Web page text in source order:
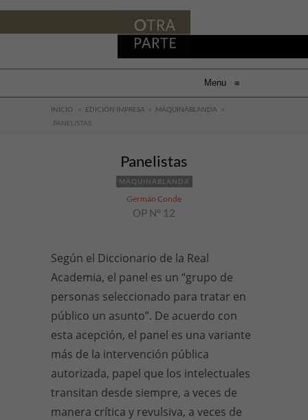
Menu ≡
INICIO » EDICIÓN IMPRESA » MÁQUINABLANDA »
PANELISTAS
Panelistas
MÁQUINABLANDA
Germán Conde
OP N° 12
Según el Diccionario de la Real
Academia, el panel es un “grupo de
personas seleccionado para tratar en
público un asunto”. De acuerdo con
esta acepción, el panel es una variante
más de la intervención pública
autorizada, papel que los intelectuales
transitan desde siempre, a veces de
manera crítica y revulsiva, a veces de